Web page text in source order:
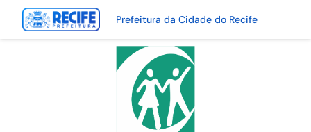
Prefeitura da Cidade do Recife